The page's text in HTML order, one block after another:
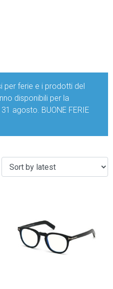
per ferie e i prodotti del
disponibili per la
agosto. BUONE FERIE